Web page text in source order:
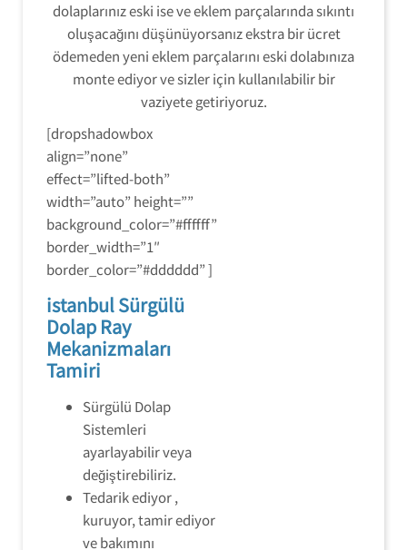
dolaplarınız eski ise ve eklem parçalarında sıkıntı
oluşacağını düşünüyorsanız ekstra bir ücret
ödemeden yeni eklem parçalarını eski dolabınıza
monte ediyor ve sizler için kullanılabilir bir
vaziyete getiriyoruz.
[dropshadowbox
align=”none”
effect=”lifted-both”
width=”auto” height=””
background_color=”#ffffff”
border_width=”1″
border_color=”#dddddd” ]
istanbul Sürgülü
Dolap Ray
Mekanizmaları
Tamiri
Sürgülü Dolap
Sistemleri
ayarlayabilir veya
değiştirebiliriz.
Tedarik ediyor ,
kuruyor, tamir ediyor
ve bakımını